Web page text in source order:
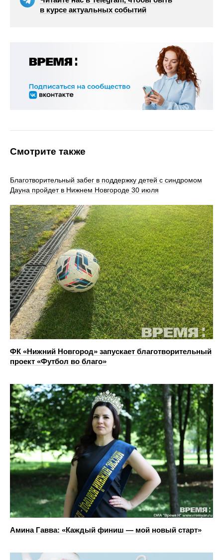
в курсе актуальных событий
Смотрите также
Благотворительный забег в поддержку детей с синдромом
Дауна пройдет в Нижнем Новгороде 30 июля
ФК «Нижний Новгород» запускает благотворительный
проект «Футбол во благо»
Амина Гавва: «Каждый финиш — мой новый старт»